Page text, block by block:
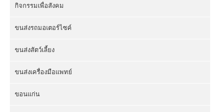
กิจกรรมเพื่อสังคม
ขนส่งรถมอเตอร์ไซค์
ขนส่งสัตว์เลี้ยง
ขนส่งเครื่องมือแพทย์
ขอนแก่น